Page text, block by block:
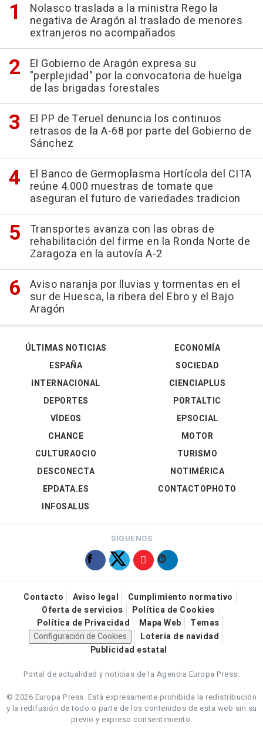
Nolasco traslada a la ministra Rego la
negativa de Aragón al traslado de menores
extranjeros no acompañados
El Gobierno de Aragón expresa su
"perplejidad" por la convocatoria de huelga
de las brigadas forestales
El PP de Teruel denuncia los continuos
retrasos de la A-68 por parte del Gobierno de
Sánchez
El Banco de Germoplasma Hortícola del CITA
reúne 4.000 muestras de tomate que
aseguran el futuro de variedades tradicion
Transportes avanza con las obras de
rehabilitación del firme en la Ronda Norte de
Zaragoza en la autovía A-2
Aviso naranja por lluvias y tormentas en el
sur de Huesca, la ribera del Ebro y el Bajo
Aragón
ÚLTIMAS NOTICIAS
ESPAÑA
INTERNACIONAL
DEPORTES
VÍDEOS
ECONOMÍA
SOCIEDAD
CIENCIAPLUS
PORTALTIC
EPSOCIAL
CHANCE
CULTURAOCIO
DESCONECTA
EPDATA.ES
INFOSALUS
MOTOR
TURISMO
NOTIMÉRICA
CONTACTOPHOTO
SÍGUENOS
Contacto Aviso legal
Cumplimiento normativo
Oferta de servicios
Política de Cookies
Política de Privacidad
Mapa Web
Temas
Configuración de Cookies
Loteria de navidad
Publicidad estatal
Portal de actualidad y noticias de la Agencia Europa Press.
© 2026 Europa Press. Está expresamente prohibida la redistribución
y la redifusión de todo o parte de los contenidos de esta web sin su
previo y expreso consentimiento.